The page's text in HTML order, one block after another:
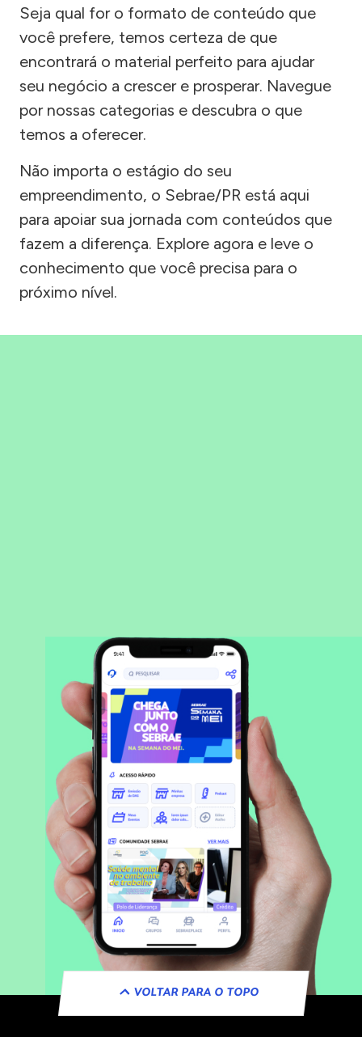
Seja qual for o formato de conteúdo que
você prefere, temos certeza de que
encontrará o material perfeito para ajudar
seu negócio a crescer e prosperar. Navegue
por nossas categorias e descubra o que
temos a oferecer.
Não importa o estágio do seu
empreendimento, o Sebrae/PR está aqui
para apoiar sua jornada com conteúdos que
fazem a diferença. Explore agora e leve o
conhecimento que você precisa para o
próximo nível.
VOLTAR PARA O TOPO